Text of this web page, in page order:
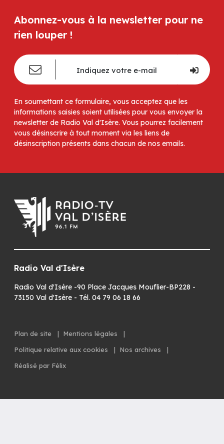
Abonnez-vous à la newsletter pour ne
rien louper !
En soumettant ce formulaire, vous acceptez que les
informations saisies soient utilisées pour vous envoyer la
newsletter de Radio Val d'Isère. Vous pourrez facilement
vous désinscrire à tout moment via les liens de
désinscription présents dans chacun de nos emails.
Radio Val d'Isère
Radio Val d'Isère -90 Place Jacques Mouflier-BP228 -
73150 Val d'Isère - Tél. 04 79 06 18 66
Plan de site | Mentions légales
|
Politique relative aux cookies
| Nos archives
|
Réalisé par Félix